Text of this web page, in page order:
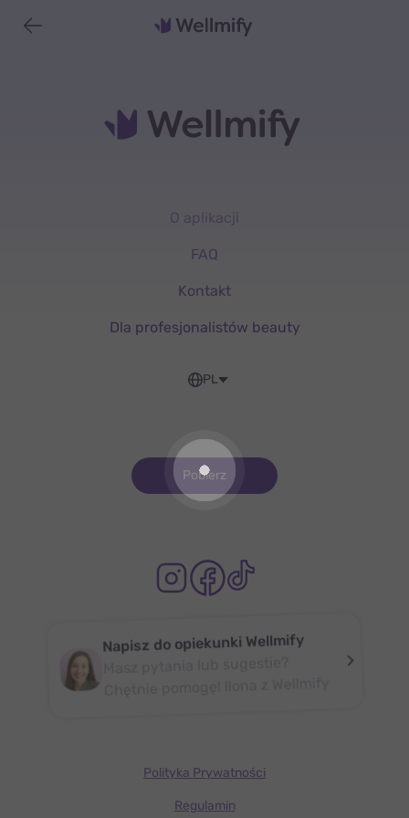
O aplikacji
FAQ
Kontakt
Dla profesjonalistów beauty
PL
Pobierz
Napisz do opiekunki Wellmify
Polityka Prywatności
Regulamin